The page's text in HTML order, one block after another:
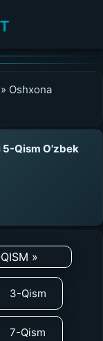
» Oshxona
5-Qism O'zbek
UZDUB
MEDIA
»
3-Qism
7-Qism